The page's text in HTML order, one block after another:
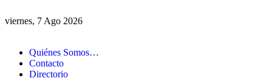
viernes, 7 Ago 2026
Quiénes Somos…
Contacto
Directorio